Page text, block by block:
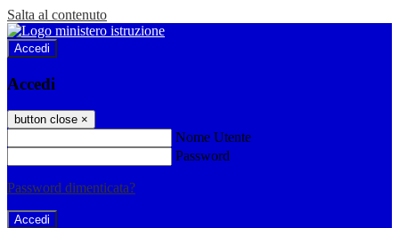
Salta al contenuto
Accedi
Accedi
button close ×
Nome Utente
Password
Password dimenticata?